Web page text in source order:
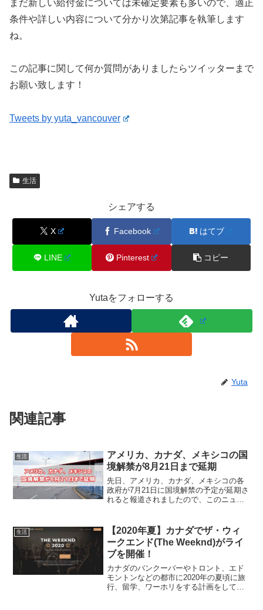
まだ新しい給付金については未確定要素も多いので、適正
条件や詳しい内容について分かり次第記事を執筆します
ね。
この記事に関して何か質問がありましたらツイッターまで
お願い致します！
Tweets by yuta_vancouver
生活
シェアする
X Facebook はてブ
LINE Pinterest コピー
Yutaをフォローする
Yuta
関連記事
生活
アメリカ、カナダ、メキシコの国
境解禁が8月21日まで延期
先日、アメリカ、カナダ、メキシコの各
政府が7月21日に国境解禁の予定が延期さ
れると報道されましたので、このニュー
ーバーに3年間在住をしており、カナダや
バンクーバーに関す...
生活
【2020年夏】カナダでザ・ウィ
ークエンド(The Weeknd)がライ
ブを開催！
カナダのバンクーバーやトロント、エド
モントンなどの都市に2020年の夏頃に旅
行、留学、ワーホリをする計画をしてい